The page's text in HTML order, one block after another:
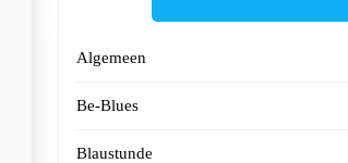
Algemeen
Be-Blues
Blaustunde